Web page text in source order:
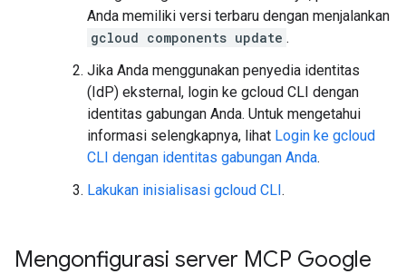
Anda memiliki versi terbaru dengan menjalankan
gcloud components update .
Jika Anda menggunakan penyedia identitas
(IdP) eksternal, login ke gcloud CLI dengan
identitas gabungan Anda. Untuk mengetahui
informasi selengkapnya, lihat Login ke gcloud
CLI dengan identitas gabungan Anda.
Lakukan inisialisasi gcloud CLI.
Mengonfigurasi server MCP Google